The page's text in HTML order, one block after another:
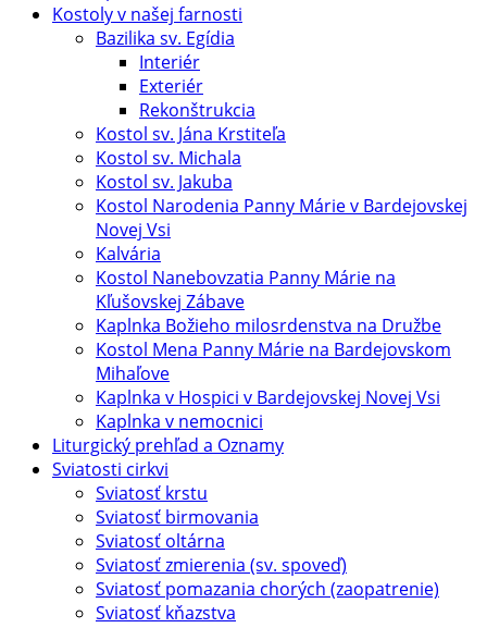
Kostoly v našej farnosti
Bazilika sv. Egídia
Interiér
Exteriér
Rekonštrukcia
Kostol sv. Jána Krstiteľa
Kostol sv. Michala
Kostol sv. Jakuba
Kostol Narodenia Panny Márie v Bardejovskej
Novej Vsi
Kalvária
Kostol Nanebovzatia Panny Márie na
Kľušovskej Zábave
Kaplnka Božieho milosrdenstva na Družbe
Kostol Mena Panny Márie na Bardejovskom
Mihaľove
Kaplnka v Hospici v Bardejovskej Novej Vsi
Kaplnka v nemocnici
Liturgický prehľad a Oznamy
Sviatosti cirkvi
Sviatosť krstu
Sviatosť birmovania
Sviatosť oltárna
Sviatosť zmierenia (sv. spoveď)
Sviatosť pomazania chorých (zaopatrenie)
Sviatosť kňazstva